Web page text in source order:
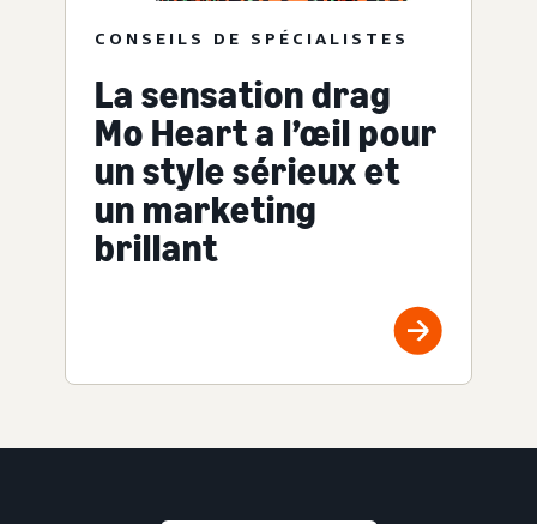
CONSEILS DE SPÉCIALISTES
La sensation drag
Mo Heart a l’œil pour
un style sérieux et
un marketing
brillant